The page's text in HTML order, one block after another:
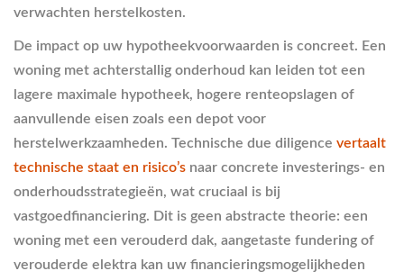
verwachten herstelkosten.
De impact op uw hypotheekvoorwaarden is concreet. Een
woning met achterstallig onderhoud kan leiden tot een
lagere maximale hypotheek, hogere renteopslagen of
aanvullende eisen zoals een depot voor
herstelwerkzaamheden. Technische due diligence vertaalt
technische staat en risico’s naar concrete investerings- en
onderhoudsstrategieën, wat cruciaal is bij
vastgoedfinanciering. Dit is geen abstracte theorie: een
woning met een verouderd dak, aangetaste fundering of
verouderde elektra kan uw financieringsmogelijkheden